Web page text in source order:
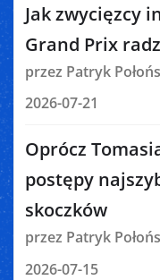
Jak zwycięzcy
Grand Prix
przez Patryk
2026-07-21
Oprócz
postępy
skoczków
przez Patryk
2026-07-15